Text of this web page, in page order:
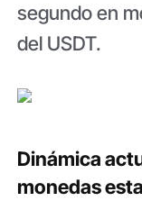
segundo en
del USDT.
Dinámica
monedas